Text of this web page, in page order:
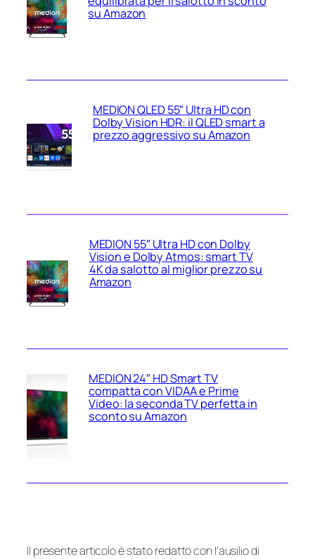
su Amazon
MEDION QLED 55″ Ultra HD con
Dolby Vision HDR: il QLED smart a
prezzo aggressivo su Amazon
MEDION 55″ Ultra HD con Dolby
Vision e Dolby Atmos: smart TV
4K da salotto al miglior prezzo su
Amazon
MEDION 24″ HD Smart TV
compatta con VIDAA e Prime
Video: la seconda TV perfetta in
sconto su Amazon
Il presente articolo è stato redatto con l’ausilio di